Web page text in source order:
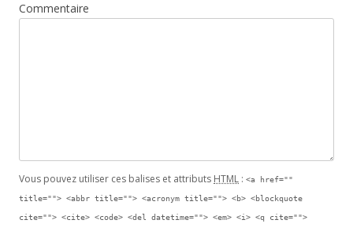
Commentaire
Vous pouvez utiliser ces balises et attributs HTML : <a href=""
title=""> <abbr title=""> <acronym title=""> <b> <blockquote
cite=""> <cite> <code> <del datetime=""> <em> <i> <q cite="">